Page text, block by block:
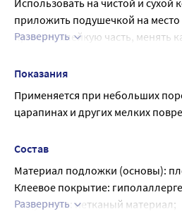
каждые 3-4 часа для
эффекта.
Использовать на чистой и сухой
приложить подушечкой на
прижать клейкую часть, менять
менять лейкопластырь не менее
намокании сорбционной
Развернуть
Показания
Применяется при небольших
царапинах и других мелких
Состав
Материал подложки (основы):
Клеевое покрытие:
Подушечка: нетканый материал;
Развернуть